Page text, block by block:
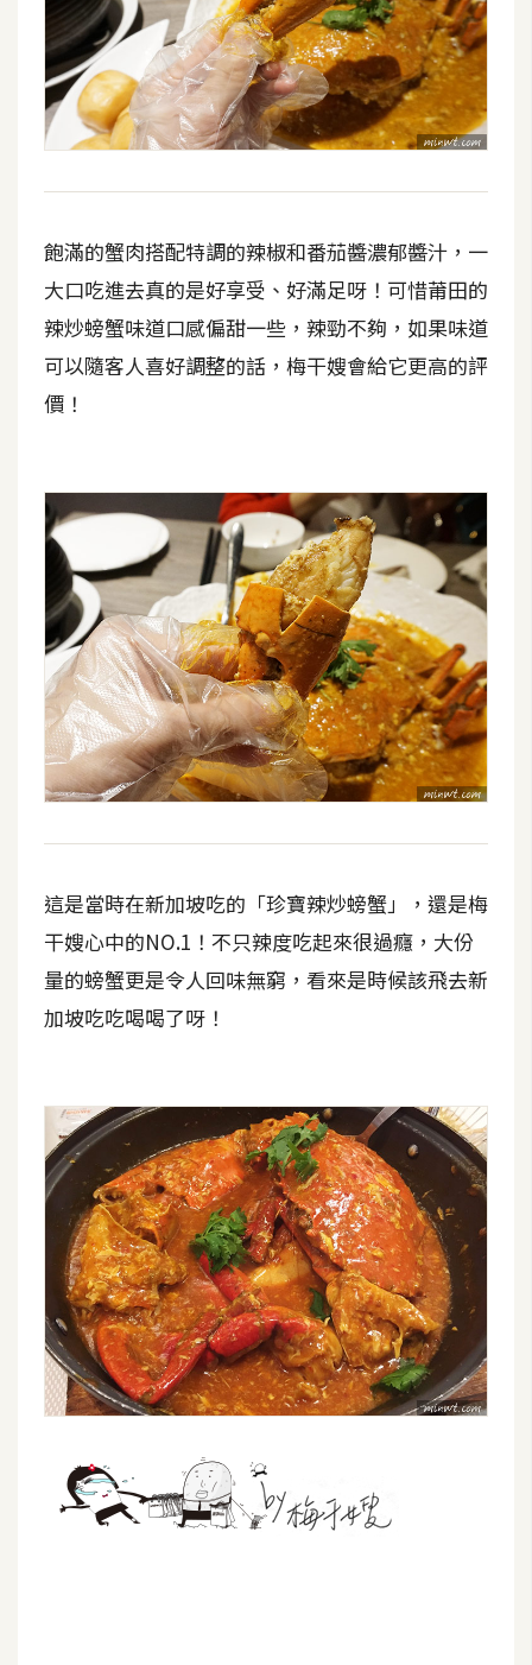
飽滿的蟹肉搭配特調的辣椒和番茄醬濃郁醬汁，一
大口吃進去真的是好享受、好滿足呀！可惜莆田的
辣炒螃蟹味道口感偏甜一些，辣勁不夠，如果味道
可以隨客人喜好調整的話，梅干嫂會給它更高的評
價！
這是當時在新加坡吃的「珍寶辣炒螃蟹」，還是梅
干嫂心中的NO.1！不只辣度吃起來很過癮，大份
量的螃蟹更是令人回味無窮，看來是時候該飛去新
加坡吃吃喝喝了呀！